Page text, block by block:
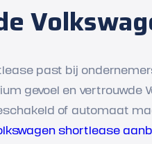
past bij
gevoel en vertrouwde
of automaat
shortlease